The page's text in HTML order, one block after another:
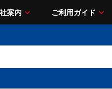
案内 ご利用ガイド